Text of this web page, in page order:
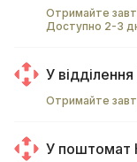
Отримайте
Доступно 2-3
У
Отримайте
У поштомат